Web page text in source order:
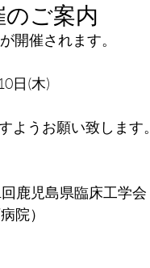
ご案内
開催されます。
日(木)
ようお願い致します。
鹿児島県臨床工学会
院）